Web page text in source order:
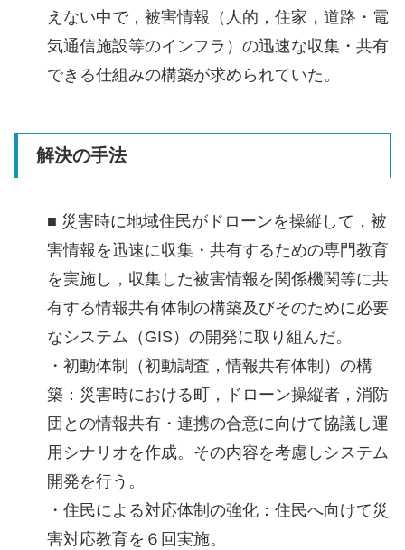
えない中で，被害情報（人的，住家，道路・電
気通信施設等のインフラ）の迅速な収集・共有
できる仕組みの構築が求められていた。
解決の手法
■ 災害時に地域住民がドローンを操縦して，被
害情報を迅速に収集・共有するための専門教育
を実施し，収集した被害情報を関係機関等に共
有する情報共有体制の構築及びそのために必要
なシステム（GIS）の開発に取り組んだ。
・初動体制（初動調査，情報共有体制）の構
築：災害時における町，ドローン操縦者，消防
団との情報共有・連携の合意に向けて協議し運
用シナリオを作成。その内容を考慮しシステム
開発を行う。
・住民による対応体制の強化：住民へ向けて災
害対応教育を６回実施。